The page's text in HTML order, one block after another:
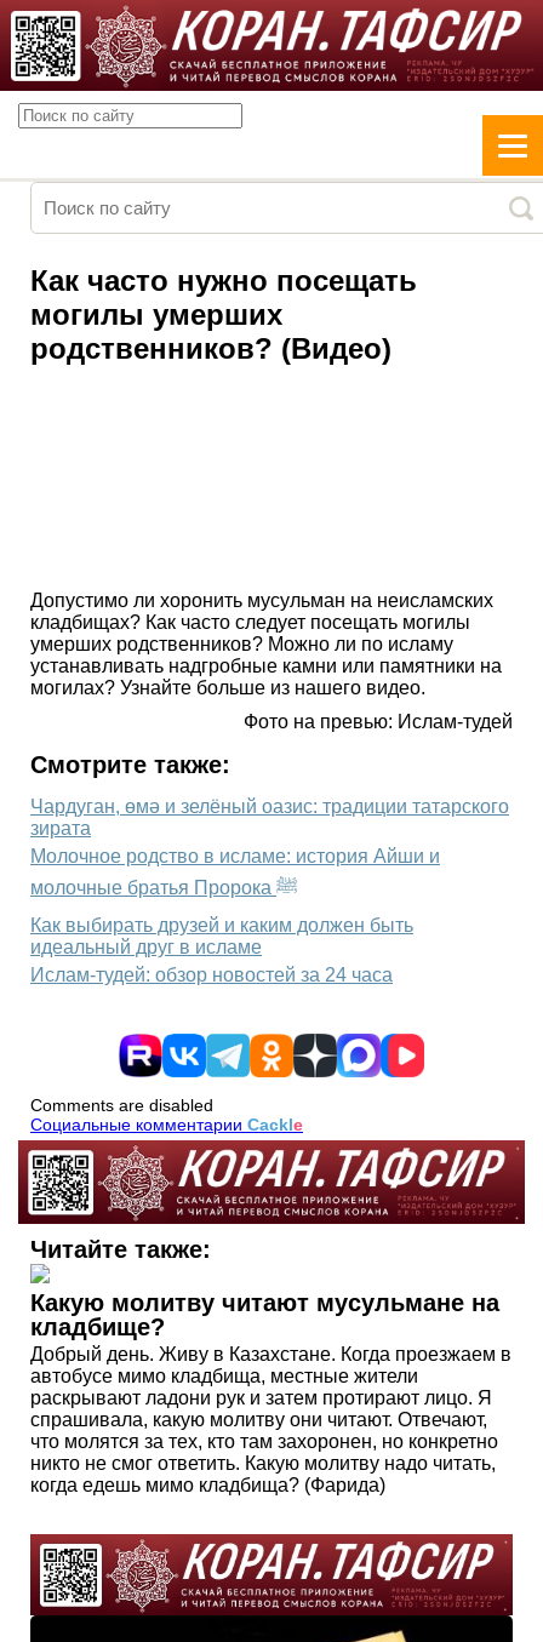
Как часто нужно посещать
могилы умерших
родственников? (Видео)
Допустимо ли хоронить мусульман на неисламских
кладбищах? Как часто следует посещать могилы
умерших родственников? Можно ли по исламу
устанавливать надгробные камни или памятники на
могилах? Узнайте больше из нашего видео.
Фото на превью: Ислам-тудей
Смотрите также:
Чардуган, өмә и зелёный оазис: традиции татарского
зирата
Молочное родство в исламе: история Айши и
молочные братья Пророка ﷺ
Как выбирать друзей и каким должен быть
идеальный друг в исламе
Ислам-тудей: обзор новостей за 24 часа
Comments are disabled
Социальные комментарии Cackle
Читайте также:
Какую молитву читают мусульмане на
кладбище?
Добрый день. Живу в Казахстане. Когда проезжаем в
автобусе мимо кладбища, местные жители
раскрывают ладони рук и затем протирают лицо. Я
спрашивала, какую молитву они читают. Отвечают,
что молятся за тех, кто там захоронен, но конкретно
никто не смог ответить. Какую молитву надо читать,
когда едешь мимо кладбища? (Фарида)